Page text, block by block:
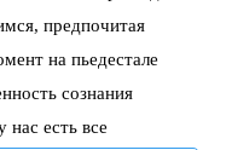
предпочитая
на пьедестале
сознания
нас есть все